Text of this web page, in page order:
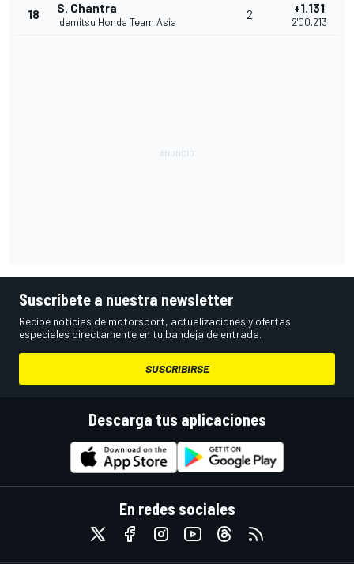
18 S. Chantra
Idemitsu Honda Team Asia
2 +1.131
2'00.213
Suscríbete a nuestra newsletter
Recibe noticias de motorsport, actualizaciones y ofertas
especiales directamente en tu bandeja de entrada.
SUSCRIBIRSE
Descarga tus aplicaciones
En redes sociales